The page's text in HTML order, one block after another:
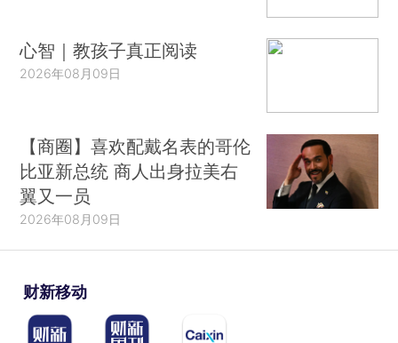
心智｜教孩子真正阅读
2026年08月09日
【商圈】喜欢配戴名表的哥伦
比亚新总统 商人出身拉美右
翼又一员
2026年08月09日
财新移动